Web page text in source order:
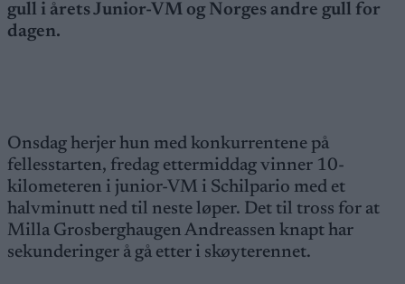
gull i årets Junior-VM og Norges andre gull for
dagen.
Onsdag herjer hun med konkurrentene på
fellesstarten, fredag ettermiddag vinner 10-
kilometeren i junior-VM i Schilpario med et
halvminutt ned til neste løper. Det til tross for at
Milla Grosberghaugen Andreassen knapt har
sekunderinger å gå etter i skøyterennet.